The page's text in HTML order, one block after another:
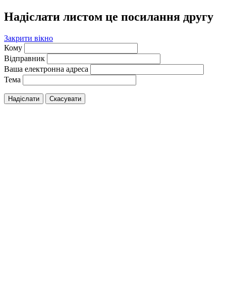
Надіслати листом це посилання другу
Закрити вікно
Кому
Відправник
Ваша електронна адреса
Тема
Надіслати Скасувати